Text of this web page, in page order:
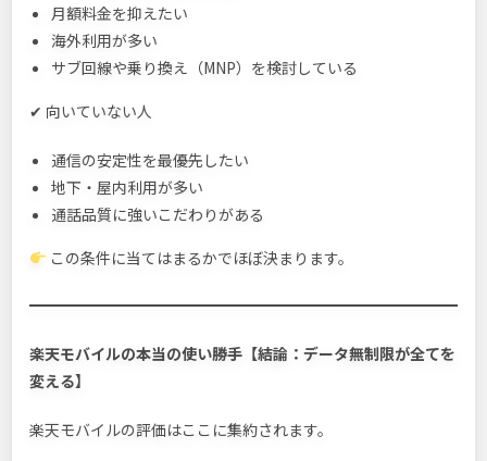
月額料金を抑えたい
海外利用が多い
サブ回線や乗り換え（MNP）を検討している
✔ 向いていない人
通信の安定性を最優先したい
地下・屋内利用が多い
通話品質に強いこだわりがある
この条件に当てはまるかでほぼ決まります。
楽天モバイルの本当の使い勝手【結論：データ無制限が全てを
変える】
楽天モバイルの評価はここに集約されます。